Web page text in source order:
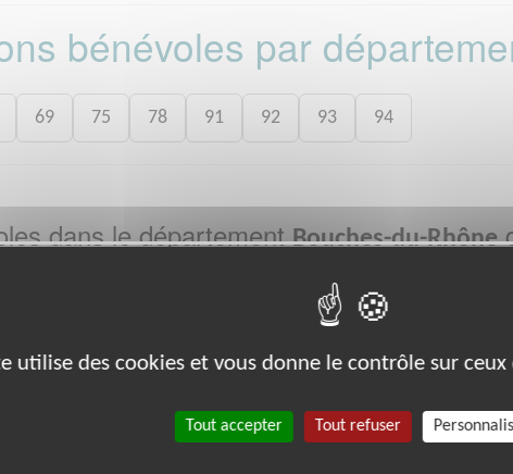
bénévoles par
69 75 78 91 92 93 94
dans le départementBouches-du-Rhône
Culture
utilise des cookies et vous donne le contrôle sur
Tout accepter Tout refuser